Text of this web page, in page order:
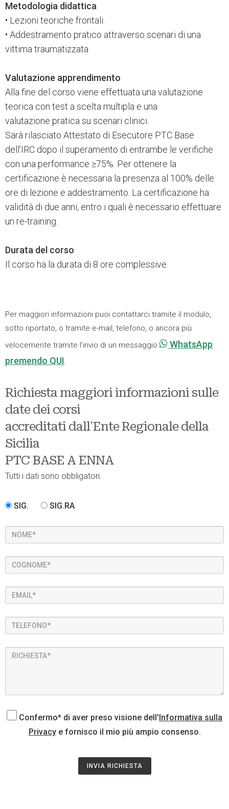
Metodologia didattica
• Lezioni teoriche frontali.
• Addestramento pratico attraverso scenari di una
vittima traumatizzata
Valutazione apprendimento
Alla fine del corso viene effettuata una valutazione
teorica con test a scelta multipla e una
valutazione pratica su scenari clinici.
Sarà rilasciato Attestato di Esecutore PTC Base
dell’IRC dopo il superamento di entrambe le verifiche
con una performance ≥75%. Per ottenere la
certificazione è necessaria la presenza al 100% delle
ore di lezione e addestramento. La certificazione ha
validità di due anni, entro i quali è necessario effettuare
un re-training.
Durata del corso
Il corso ha la durata di 8 ore complessive.
Per maggiori informazioni puoi contattarci tramite il modulo,
sotto riportato, o tramite e-mail, telefono, o ancora più
velocemente tramite l'invio di un messaggio
WhatsApp
premendo QUI.
Richiesta maggiori informazioni sulle
date dei corsi
accreditati dall'Ente Regionale della
Sicilia
PTC BASE A ENNA
Tutti i dati sono obbligatori.
SIG. SIG.RA
Confermo* di aver preso visione dell'Informativa sulla
Privacye fornisco il mio più ampio consenso.
INVIA RICHIESTA